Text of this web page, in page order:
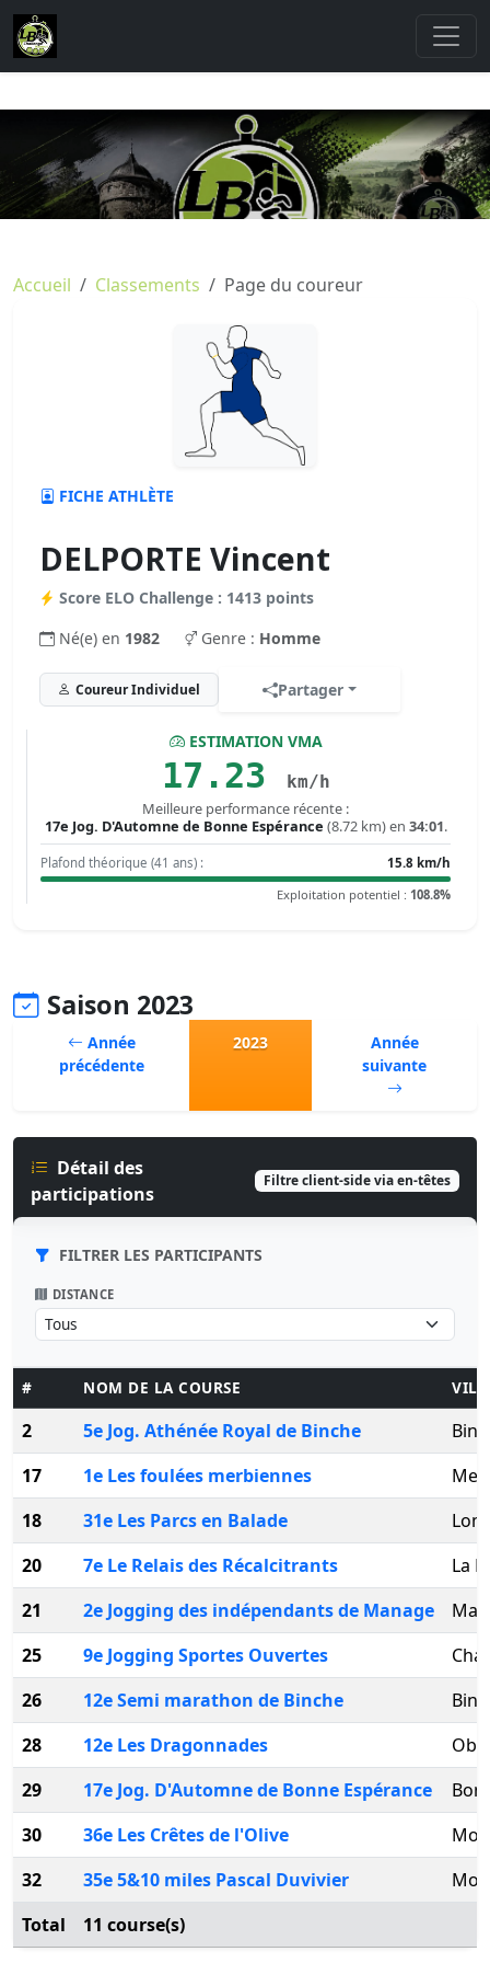
Accueil Classements Page du coureur
FICHE ATHLÈTE
DELPORTE Vincent
Score ELO Challenge : 1413 points
Né(e) en 1982 Genre : Homme
Coureur Individuel Partager
ESTIMATION VMA
17.23 km/h
Meilleure performance récente :
17e Jog. D'Automne de Bonne Espérance (8.72 km) en 34:01.
Plafond théorique (41 ans) :
15.8 km/h
Exploitation potentiel : 108.8%
Saison 2023
Année
précédente
2023
Année
suivante
Détail des
participations
Filtre client-side via en-têtes
FILTRER LES PARTICIPANTS
DISTANCE
# NOM DE LA COURSE
2 5e Jog. Athénée Royal de Binche
17
1e Les foulées merbiennes
18
31e Les Parcs en Balade
20
7e Le Relais des Récalcitrants
La
21
2e Jogging des indépendants de Manage
25
9e Jogging Sportes Ouvertes
26
12e Semi marathon de Binche
28
12e Les Dragonnades
29
17e Jog. D'Automne de Bonne Espérance
30
36e Les Crêtes de l'Olive
32
35e 5&10 miles Pascal Duvivier
Total
11 course(s)